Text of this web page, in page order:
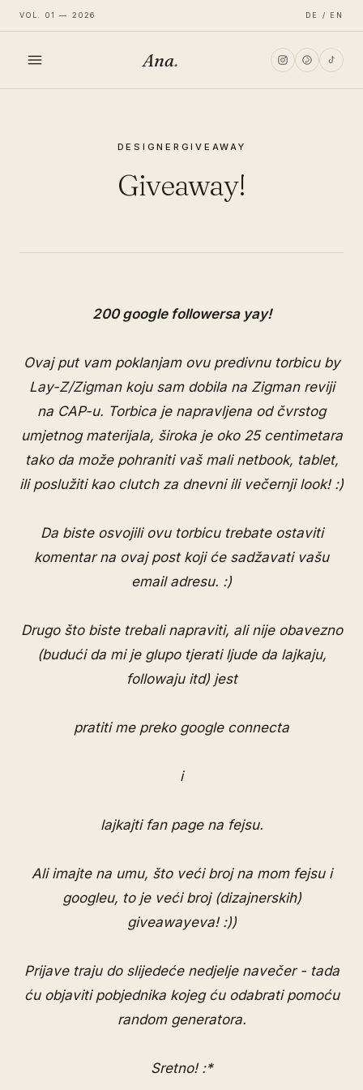
VOL. 01 — 2026 DE / EN
Ana.
DESIGNER GIVEAWAY
Giveaway!
200 google followersa yay!
Ovaj put vam poklanjam ovu predivnu torbicu by
Lay-Z/Zigman koju sam dobila na Zigman reviji
na CAP-u. Torbica je napravljena od čvrstog
umjetnog materijala, široka je oko 25 centimetara
tako da može pohraniti vaš mali netbook, tablet,
ili poslužiti kao clutch za dnevni ili večernji look! :)
Da biste osvojili ovu torbicu trebate ostaviti
komentar na ovaj post koji će sadžavati vašu
email adresu. :)
Drugo što biste trebali napraviti, ali nije obavezno
(budući da mi je glupo tjerati ljude da lajkaju,
followaju itd) jest
pratiti me preko google connecta
i
lajkajti fan page na fejsu.
Ali imajte na umu, što veći broj na mom fejsu i
googleu, to je veći broj (dizajnerskih)
giveawayeva! :))
Prijave traju do slijedeće nedjelje navečer - tada
ću objaviti pobjednika kojeg ću odabrati pomoću
random generatora.
Sretno! :*